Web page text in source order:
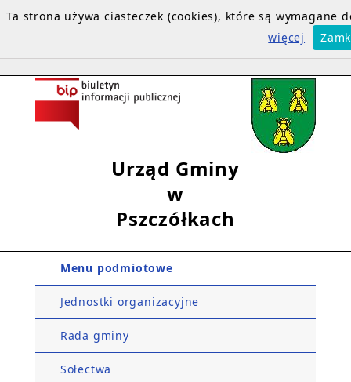
Urząd Gminy
w
Pszczółkach
Menu podmiotowe
Jednostki organizacyjne
Rada gminy
Sołectwa
Ta strona używa ciasteczek (cookies), które są
więcej